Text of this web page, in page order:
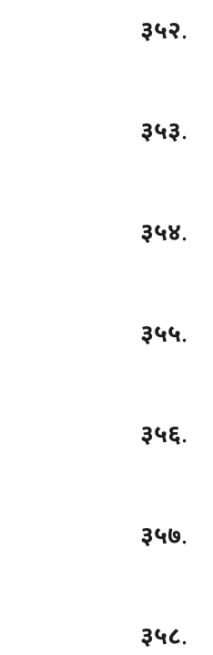
३५२.
३५३.
३५४.
३५५.
३५६.
३५७.
३५८.